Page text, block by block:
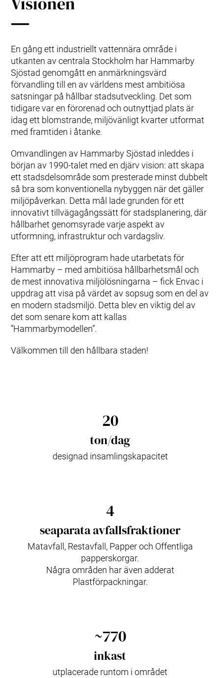
En gång ett industriellt vattennära område i
utkanten av centrala Stockholm har Hammarby
Sjöstad genomgått en anmärkningsvärd
förvandling till en av världens mest ambitiösa
satsningar på hållbar stadsutveckling. Det som
tidigare var en förorenad och outnyttjad plats är
idag ett blomstrande, miljövänligt kvarter utformat
med framtiden i åtanke.
Omvandlingen av Hammarby Sjöstad inleddes i
början av 1990-talet med en djärv vision: att skapa
ett stadsdelsområde som presterade minst dubbelt
så bra som konventionella nybyggen när det gäller
miljöpåverkan. Detta mål lade grunden för ett
innovativt tillvägagångssätt för stadsplanering, där
hållbarhet genomsyrade varje aspekt av
utformning, infrastruktur och vardagsliv.
Efter att ett miljöprogram hade utarbetats för
Hammarby – med ambitiösa hållbarhetsmål och
de mest innovativa miljölösningarna – fick Envac i
uppdrag att visa på värdet av sopsug som en del av
en modern stadsmiljö. Detta blev en viktig del av
det som senare kom att kallas
”Hammarbymodellen”.
Välkommen till den hållbara staden!
20
ton/dag
designad insamlingskapacitet
4
seaparata avfallsfraktioner
Matavfall, Restavfall, Papper och Offentliga
papperskorgar.
Några områden har även adderat
Plastförpackningar.
~770
inkast
utplacerade runtom i området